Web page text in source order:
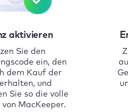
aktivieren
Sie den
ein, den
dem Kauf der
und
Sie so die volle
von MacKeeper.